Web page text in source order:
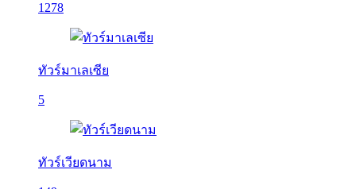
1278
ทัวร์มาเลเซีย
5
ทัวร์เวียดนาม